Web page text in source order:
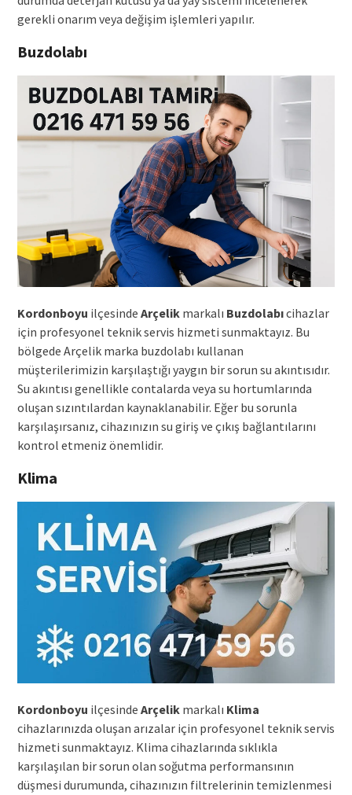
gerekli onarım veya değişim işlemleri yapılır.
Buzdolabı
Kordonboyu ilçesinde Arçelikmarkalı Buzdolabıcihazlar
için profesyonel teknik servis hizmeti sunmaktayız. Bu
bölgede Arçelik marka buzdolabı kullanan
müşterilerimizin karşılaştığı yaygın bir sorun su akıntısıdır.
Su akıntısı genellikle contalarda veya su hortumlarında
oluşan sızıntılardan kaynaklanabilir. Eğer bu sorunla
karşılaşırsanız, cihazınızın su giriş ve çıkış bağlantılarını
kontrol etmeniz önemlidir.
Klima
Kordonboyu ilçesinde Arçelikmarkalı Klima
cihazlarınızda oluşan arızalar için profesyonel teknik servis
hizmeti sunmaktayız. Klima cihazlarında sıklıkla
karşılaşılan bir sorun olan soğutma performansının
düşmesi durumunda, cihazınızın filtrelerinin temizlenmesi